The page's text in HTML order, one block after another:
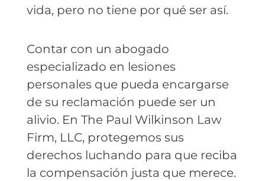
vida, pero no tiene por qué ser así.
Contar con un abogado
especializado en lesiones
personales que pueda encargarse
de su reclamación puede ser un
alivio. En The Paul Wilkinson Law
Firm, LLC, protegemos sus
derechos luchando para que reciba
la compensación justa que merece.